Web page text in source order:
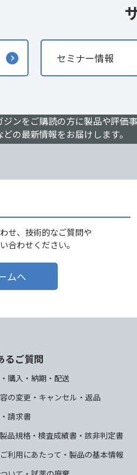
セミナー情報
ジンをご購読の方に製品や評価事
の最新情報をお届けします。
せ、技術的なご質問や
合わせください。
ムへ
るご質問
購入・納期・配送
の変更・キャンセル・返品
請求書
品規格・検査成績書・該非判定書
利用にあたって・製品の基本情報